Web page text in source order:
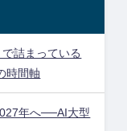
詰まっている
時間軸
年へ──AI大型